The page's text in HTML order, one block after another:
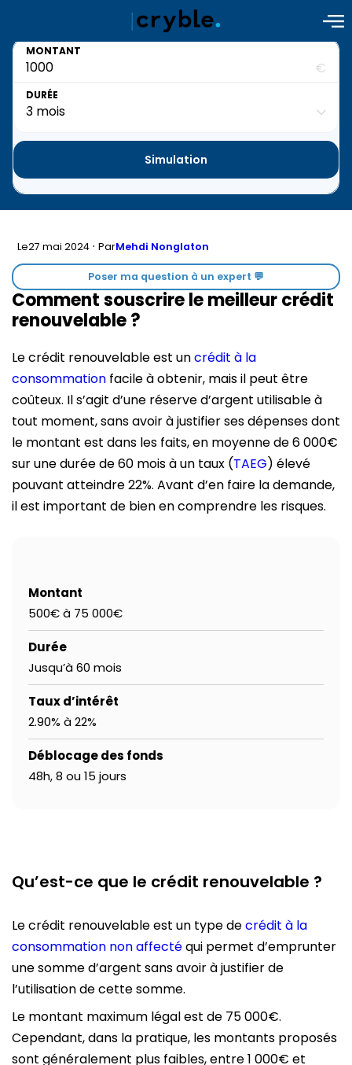
MONTANT
€
DURÉE
Simulation
Le27 mai 2024 ·ParMehdi Nonglaton
Poser ma question à un expert 💬
Comment souscrire le meilleur crédit
renouvelable ?
Le crédit renouvelable est uncrédit à la
consommation facile à obtenir, mais il peut être
coûteux. Il s’agit d’une réserve d’argent utilisable à
tout moment, sans avoir à justifier ses dépenses dont
le montant est dans les faits, en moyenne de 6 000€
sur une durée de 60 mois à un taux (TAEG) élevé
pouvant atteindre 22%. Avant d’en faire la demande,
il est important de bien en comprendre les risques.
Montant
500€ à 75 000€
Durée
Jusqu’à 60 mois
Taux d’intérêt
2.90% à 22%
Déblocage des fonds
48h, 8 ou 15 jours
Qu’est-ce que le crédit renouvelable ?
Le crédit renouvelable est un type decrédit à la
consommation non affectéqui permet d’emprunter
une somme d’argent sans avoir à justifier de
l’utilisation de cette somme.
Le montant maximum légal est de 75 000€.
Cependant, dans la pratique, les montants proposés
sont généralement plus faibles, entre 1 000€ et